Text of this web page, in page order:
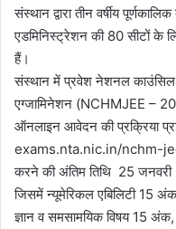
संस्थान द्वारा तीन वर्षीय
एडमिनिस्ट्रेशन की 80 सीटों के
हैं।
संस्थान में प्रवेश नेशनल
एग्जामिनेशन (NCHMJEE –
ऑनलाइन आवेदन की प्रक्रिया
exams.nta.nic.in/nchm-jee
करने की अंतिम तिथि 25 जनवरी
जिसमें न्यूमेरिकल एबिलिटी 15
ज्ञान व समसामयिक विषय 15